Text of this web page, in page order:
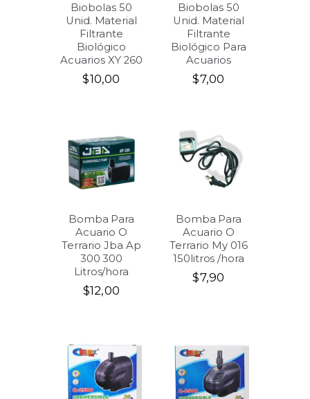
Biobolas 50
Unid. Material
Filtrante
Biológico
Acuarios XY 260
$10,00
Biobolas 50
Unid. Material
Filtrante
Biológico Para
Acuarios
$7,00
Bomba Para
Acuario O
Terrario Jba Ap
300 300
Litros/hora
$12,00
Bomba Para
Acuario O
Terrario My 016
150litros /hora
$7,90